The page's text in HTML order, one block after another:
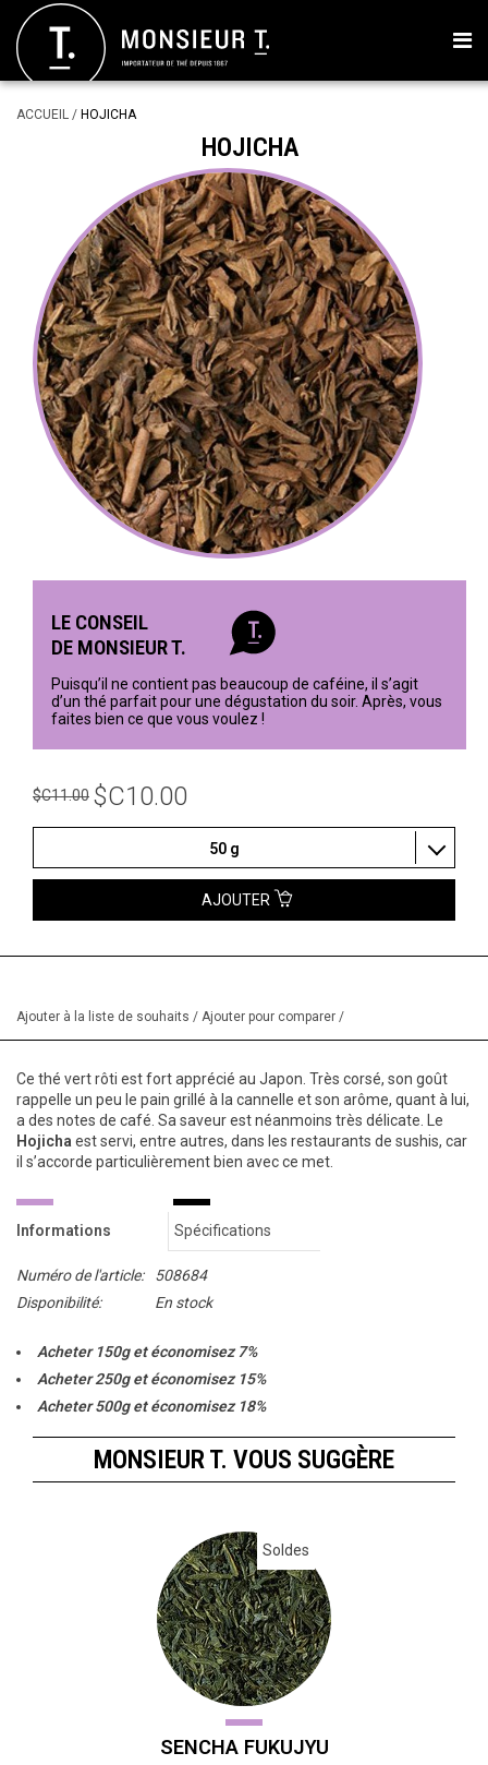
ACCUEIL / HOJICHA
HOJICHA
LE CONSEIL
DE MONSIEUR T.
Puisqu’il ne contient pas beaucoup de caféine, il s’agit
d’un thé parfait pour une dégustation du soir. Après, vous
faites bien ce que vous voulez !
$C11.00 $C10.00
50 g
AJOUTER
Ajouter à la liste de souhaits / Ajouter pour comparer /
Ce thé vert rôti est fort apprécié au Japon. Très corsé, son goût
rappelle un peu le pain grillé à la cannelle et son arôme, quant à lui,
a des notes de café. Sa saveur est néanmoins très délicate. Le
Hojichaest servi, entre autres, dans les restaurants de sushis, car
il s’accorde particulièrement bien avec ce met.
Informations Spécifications
Numéro de l'article:
508684
Disponibilité:
En stock
Acheter 150g et économisez 7%
Acheter 250g et économisez 15%
Acheter 500g et économisez 18%
Acheter 1000g et économisez 20%
MONSIEUR T. VOUS SUGGÈRE
Soldes
SENCHA FUKUJYU